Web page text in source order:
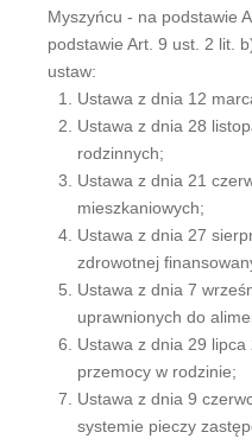
Myszyńcu - na podstawie
podstawie Art. 9 ust. 2 lit.
ustaw:
Ustawa z dnia 12
Ustawa z dnia 28
rodzinnych;
Ustawa z dnia 21
mieszkaniowych;
Ustawa z dnia 27
zdrowotnej
Ustawa z dnia 7
uprawnionych do
Ustawa z dnia 29 lipca
przemocy w rodzinie;
Ustawa z dnia 9
systemie pieczy